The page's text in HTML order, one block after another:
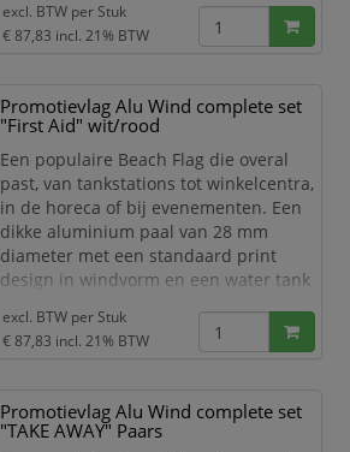
jouw gelegenheid. Een mooie vlag voor
jouw binnen- en buitenreclame.
print "Koffie" en water tank voet
Meest populaire Beach Flag
excl. BTW per Stuk
€ 87,83 incl. 21% BTW
Promotievlag Alu Wind complete set
"First Aid" wit/rood
Een populaire Beach Flag die overal
past, van tankstations tot winkelcentra,
in de horeca of bij evenementen. Een
dikke aluminium paal van 28 mm
diameter met een standaard print
design in windvorm en een water tank
jouw gelegenheid. Een mooie vlag voor
jouw binnen- en buitenreclame.
print "First Aid" en water tank
voet
excl. BTW per Stuk
€ 87,83 incl. 21% BTW
Promotievlag Alu Wind complete set
"TAKE AWAY" Paars